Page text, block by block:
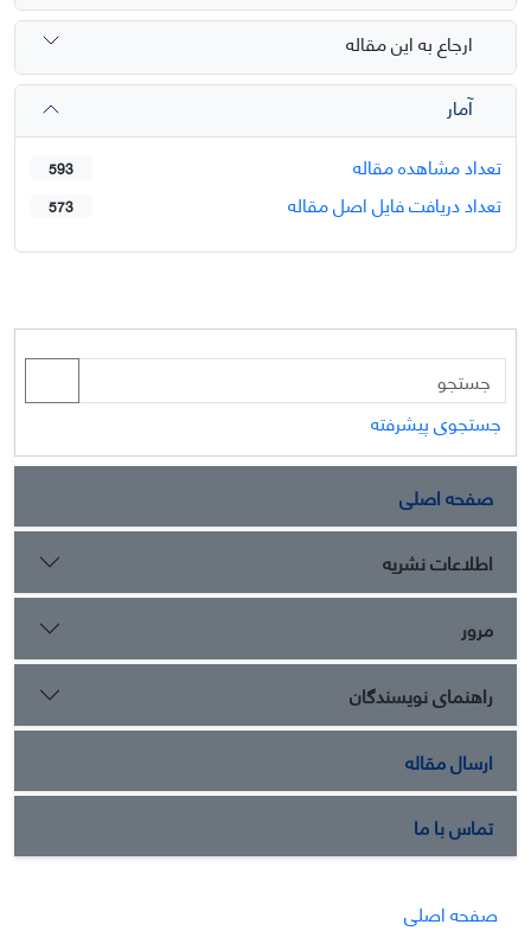
ارجاع به این مقاله
آمار
تعداد مشاهده مقاله
593
تعداد دریافت فایل اصل مقاله 573
جستجوی پیشرفته
صفحه اصلی
اطلاعات نشریه
مرور
راهنمای نویسندگان
ارسال مقاله
تماس با ما
صفحه اصلی